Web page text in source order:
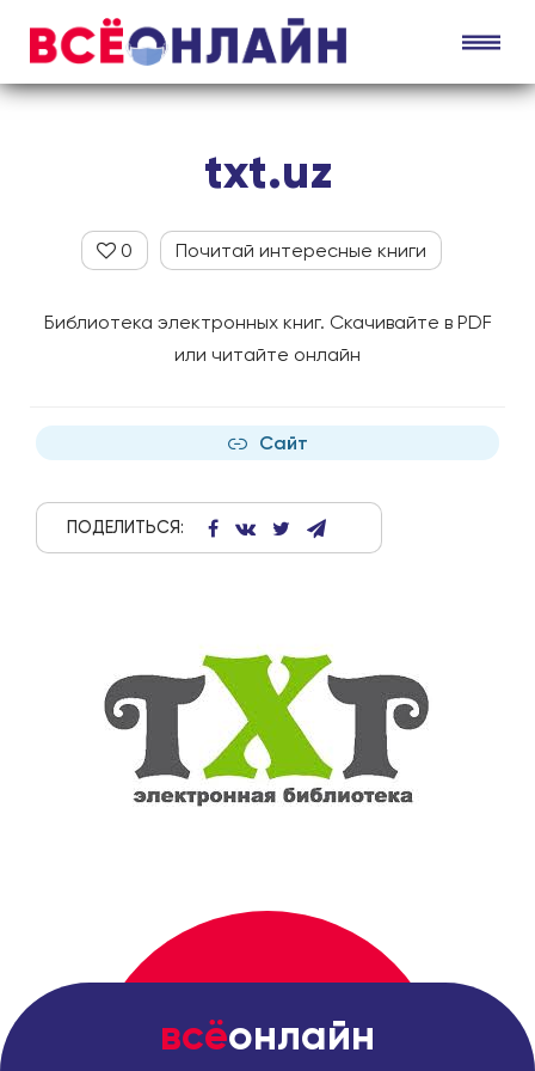
txt.uz
0 Почитай интересные книги
Библиотека электронных книг. Скачивайте в PDF
или читайте онлайн
Сайт
ПОДЕЛИТЬСЯ:
всёонлайн